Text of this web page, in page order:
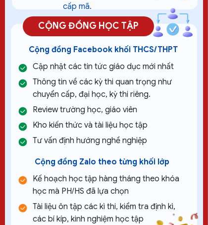
cấp mã.
CỘNG ĐỒNG HỌC TẬP
Cập nhật các tin tức giáo dục mới nhất
Thông tin về các kỳ thi quan trọng như
chuyển cấp, đại học, kỳ thi riêng.
Review trường học, giáo viên
Kho kiến thức và tài liệu học tập
Tư vấn định hướng nghề nghiệp
Cộng đồng Facebook khối THCS/THPT
Kế hoạch học tập hàng tháng theo khóa
học mà PH/HS đã lựa chọn
Tài liệu ôn tập các kì thi, kiểm tra định kì,
các bí kíp, kinh nghiệm học tập
Cộng đồng Zalo theo từng khối lớp